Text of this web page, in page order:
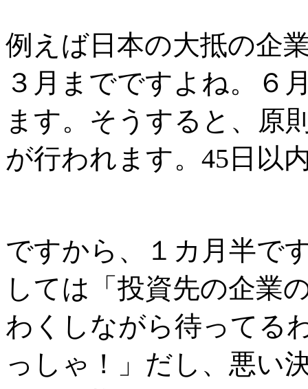
例えば日本の大抵の企
３月までですよね。６
ます。そうすると、原
が行われます。45日以
ですから、１カ月半で
しては「投資先の企業
わくしながら待ってる
っしゃ！」だし、悪い